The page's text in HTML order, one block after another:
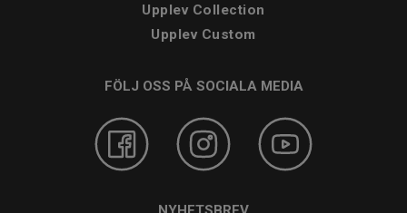
Upplev Collection
Upplev Custom
FÖLJ OSS PÅ SOCIALA MEDIA